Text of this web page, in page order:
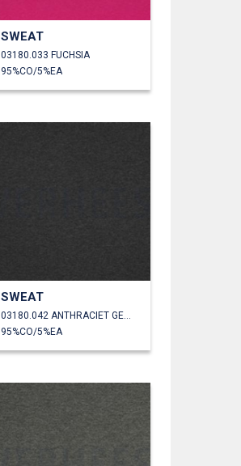
SWEAT
03180.033 FUCHSIA
95%CO/5%EA
SWEAT
95%CO/5%EA